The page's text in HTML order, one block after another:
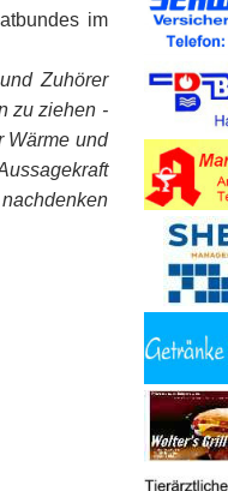
im
Zuhörer
zu ziehen -
Wärme und